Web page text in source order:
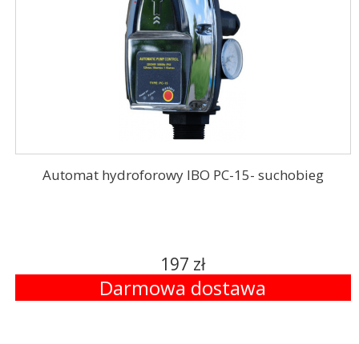
Automat hydroforowy IBO PC-15- suchobieg
197 zł
Darmowa dostawa